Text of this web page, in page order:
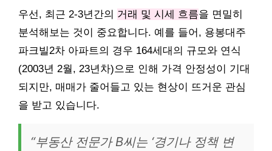
우선, 최근 2-3년간의 거래 및 시세 흐름을 면밀히
분석해보는 것이 중요합니다. 예를 들어, 용봉대주
파크빌2차 아파트의 경우 164세대의 규모와 연식
(2003년 2월, 23년차)으로 인해 가격 안정성이 기대
되지만, 매매가 줄어들고 있는 현상이 뜨거운 관심
을 받고 있습니다.
“부동산 전문가 B씨는 ‘경기나 정책 변